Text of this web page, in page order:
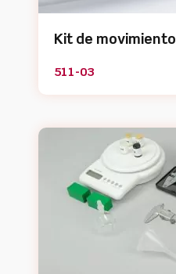
Kit de movimiento
511-03